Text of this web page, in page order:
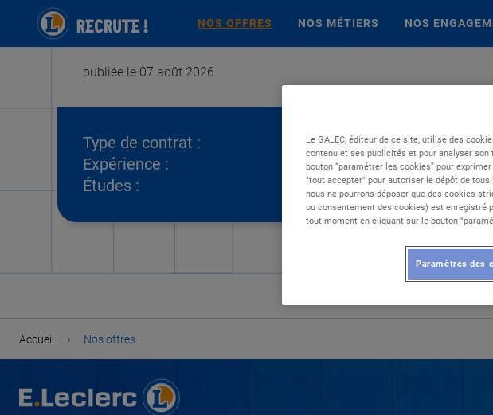
NOS OFFRES NOS MÉTIERS NOS
publiée le 07 août 2026
Type de contrat :
Expérience :
Études :
Accueil › Nos offres
Le GALEC, éditeur de ce site, utilise des
contenu et ses publicités et pour analyser
bouton “paramétrer les cookies” pour
"tout accepter" pour autoriser le dépôt de
nous ne pourrons déposer que des cookies
ou consentement des cookies) est enregistré
tout moment en cliquant sur le bouton
Paramètres des